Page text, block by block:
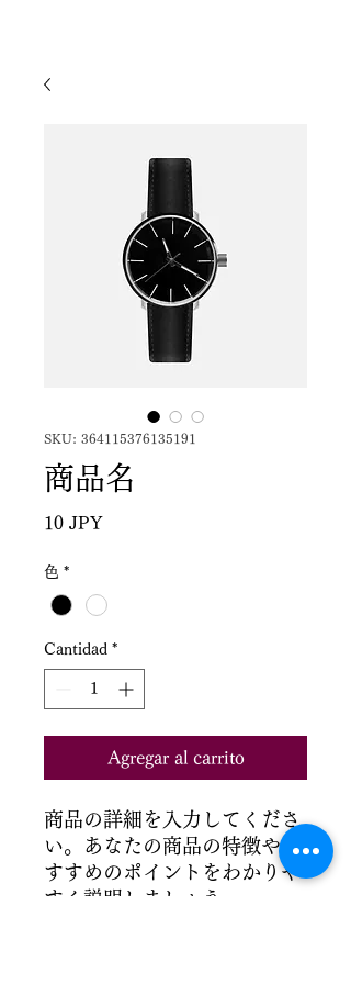
SKU: 364115376135191
商品名
10 JPYPrecio
色 *
Cantidad *
Agregar al carrito
商品の詳細を入力してくださ
い。あなたの商品の特徴やお
すすめのポイントをわかりや
すく説明しましょう。